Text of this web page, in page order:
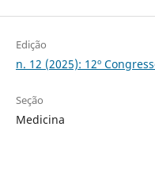
Edição
n. 12 (2025): 12º
Seção
Medicina